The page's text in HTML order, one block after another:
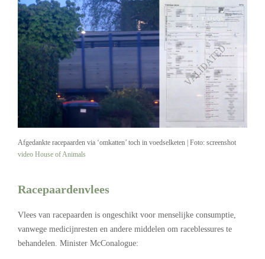
Afgedankte racepaarden via ‘omkatten’ toch in voedselketen | Foto: screenshot
video House of Animals
Racepaardenvlees
Vlees van racepaarden is ongeschikt voor menselijke consumptie,
vanwege medicijnresten en andere middelen om raceblessures te
behandelen. Minister McConalogue: